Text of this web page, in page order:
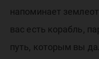
напоминает
вас есть корабль,
путь, которым вы